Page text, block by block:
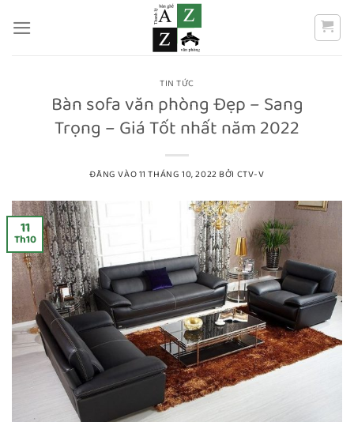
qua
TIN TỨC
Bàn sofa văn phòng Đẹp – Sang
Trọng – Giá Tốt nhất năm 2022
ĐĂNG VÀO11 THÁNG 10, 2022 BỞI CTV-V
11
Th10